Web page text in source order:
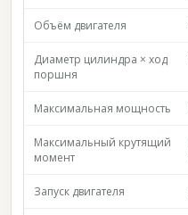
Объём двигателя
Диаметр цилиндра × ход
поршня
Максимальная мощность
Максимальный крутящий
момент
Запуск двигателя